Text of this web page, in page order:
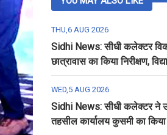
THU,6 AUG 2026
Sidhi News: सीधी कलेक्टर
छात्रावास का किया निरीक्षण,
रात्रि भोजन
WED,5 AUG 2026
Sidhi News: सीधी कलेक्टर ने
तहसील कार्यालय कुसमी का